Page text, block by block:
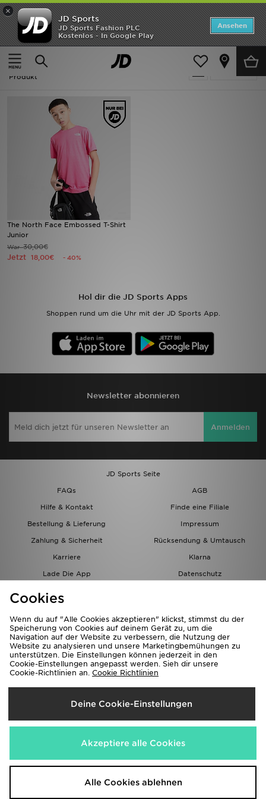
×
JD Sports
JD Sports Fashion PLC
Kostenlos - In Google Play
Ansehen
Startseite
Kinder
verfeinern
Kinder - Rosa The North Face
Produkt
The North Face Embossed T-Shirt
Junior
War30,00€
Jetzt 18,00€ - 40%
Hol dir die JD Sports Apps
Shoppen rund um die Uhr mit der JD Sports App.
Newsletter abonnieren
Anmelden
JD Sports Seite
FAQs
AGB
Hilfe & Kontakt
Finde eine Filiale
Bestellung & Lieferung
Impressum
Zahlung & Sicherheit
Rücksendung & Umtausch
Karriere
Klarna
Lade Die App
Datenschutz
Lieferung Nach
Österreich
Wir akzeptieren folgende Zahlungsmethoden
Corporate Website www.jdplc.com
Startseite
ANGEBOTE
Marken
Neuheiten
Bestsellers
JD Exklusives
Geschenkkarte
Filialfinder
Meine Nachrichten
Trending Styles
Cookies
Wenn du auf "Alle Cookies akzeptieren" klickst, stimmst du der
Speicherung von Cookies auf deinem Gerät zu, um die
Navigation auf der Website zu verbessern, die Nutzung der
Website zu analysieren und unsere Marketingbemühungen zu
unterstützen. Die Einstellungen können jederzeit in den
Cookie-Einstellungen angepasst werden. Sieh dir unsere
Cookie-Richtlinien an. Cookie Richtlinien
Deine Cookie-Einstellungen
Akzeptiere alle Cookies
Alle Cookies ablehnen